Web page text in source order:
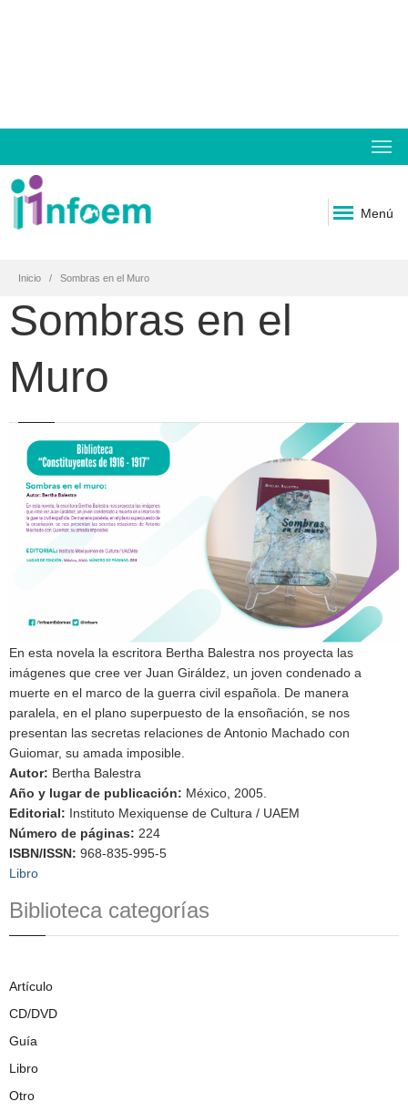
Menú
Inicio Sombras en el Muro
Sombras en el
Muro
En esta novela la escritora Bertha Balestra nos proyecta las
imágenes que cree ver Juan Giráldez, un joven condenado a
muerte en el marco de la guerra civil española. De manera
paralela, en el plano superpuesto de la ensoñación, se nos
presentan las secretas relaciones de Antonio Machado con
Guiomar, su amada imposible.
Autor: Bertha Balestra
Año y lugar de publicación: México, 2005.
Editorial: Instituto Mexiquense de Cultura / UAEM
Número de páginas: 224
ISBN/ISSN: 968-835-995-5
Libro
Biblioteca categorías
Artículo
CD/DVD
Guía
Libro
Otro